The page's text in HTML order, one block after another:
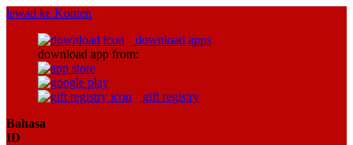
lewati ke Konten
download apps
download app from:
gift registry
Bahasa
ID